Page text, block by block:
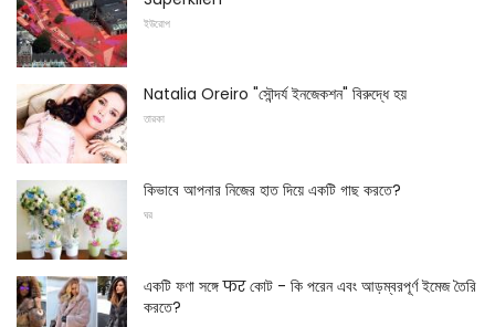
ইউরোপ
Natalia Oreiro "সৌন্দর্য ইনজেকশন" বিরুদ্ধে হয়
তারকা
কিভাবে আপনার নিজের হাত দিয়ে একটি গাছ করতে?
ঘর
একটি ফণা সঙ্গে फर কোট - কি পরেন এবং আড়ম্বরপূর্ণ ইমেজ তৈরি
করতে?